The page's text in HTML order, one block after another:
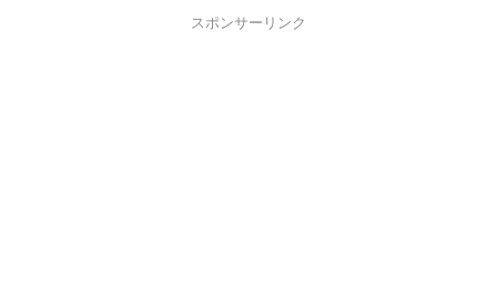
スポンサーリンク